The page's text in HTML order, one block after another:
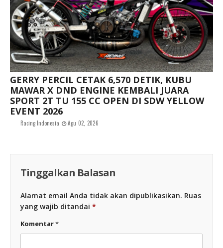
GERRY PERCIL CETAK 6,570 DETIK, KUBU
MAWAR X DND ENGINE KEMBALI JUARA
SPORT 2T TU 155 CC OPEN DI SDW YELLOW
EVENT 2026
Racing Indonesia Agu 02, 2026
Tinggalkan Balasan
Alamat email Anda tidak akan dipublikasikan. Ruas
yang wajib ditandai *
Komentar*